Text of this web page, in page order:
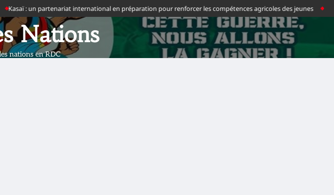
Kasaï : un partenariat international en préparation pour renforcer les compétences agricoles des jeunes
Nations
nations en RDC